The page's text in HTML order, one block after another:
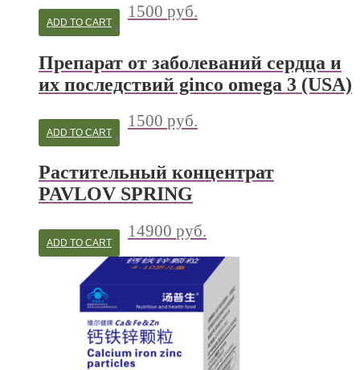
1500 руб.
ADD TO CART
Препарат от заболеваний сердца и
их последствий ginco omega 3 (USA)
1500 руб.
ADD TO CART
Растительный концентрат
PAVLOV SPRING
14900 руб.
ADD TO CART